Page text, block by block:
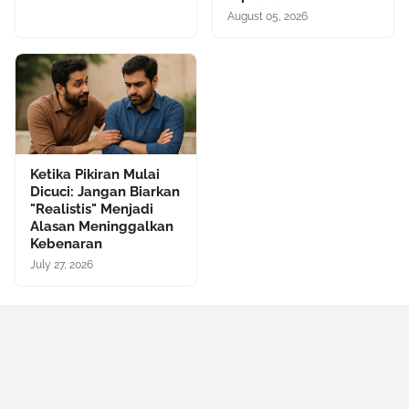
August 05, 2026
Ketika Pikiran Mulai
Dicuci: Jangan Biarkan
"Realistis" Menjadi
Alasan Meninggalkan
Kebenaran
July 27, 2026